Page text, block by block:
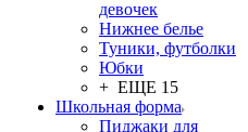
девочек
Нижнее белье
Туники, футболки
Юбки
+ ЕЩЕ 15
Школьная форма
Пиджаки для